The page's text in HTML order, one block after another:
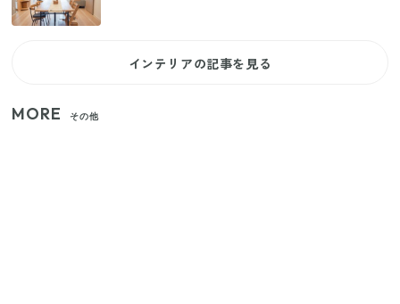
インテリアの記事を見る
MORE その他